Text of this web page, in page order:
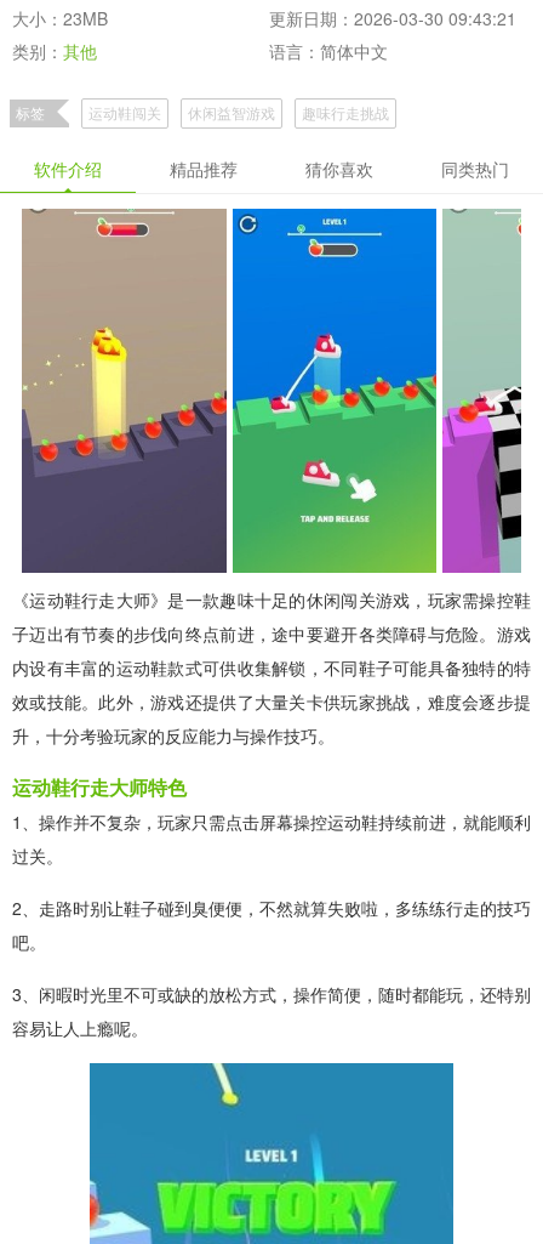
大小：23MB
更新日期：2026-03-30 09:43:21
类别： 其他 语言：简体中文
标签 运动鞋闯关 休闲益智游戏 趣味行走挑战
软件介绍 精品推荐 猜你喜欢 同类热门
《运动鞋行走大师》是一款趣味十足的休闲闯关游戏，玩家需操控鞋
子迈出有节奏的步伐向终点前进，途中要避开各类障碍与危险。游戏
内设有丰富的运动鞋款式可供收集解锁，不同鞋子可能具备独特的特
效或技能。此外，游戏还提供了大量关卡供玩家挑战，难度会逐步提
升，十分考验玩家的反应能力与操作技巧。
运动鞋行走大师特色
1、操作并不复杂，玩家只需点击屏幕操控运动鞋持续前进，就能顺利
过关。
2、走路时别让鞋子碰到臭便便，不然就算失败啦，多练练行走的技巧
吧。
3、闲暇时光里不可或缺的放松方式，操作简便，随时都能玩，还特别
容易让人上瘾呢。